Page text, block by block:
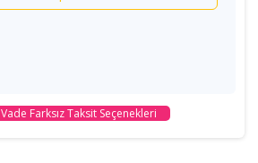
Vade Farksız Taksit Seçenekleri